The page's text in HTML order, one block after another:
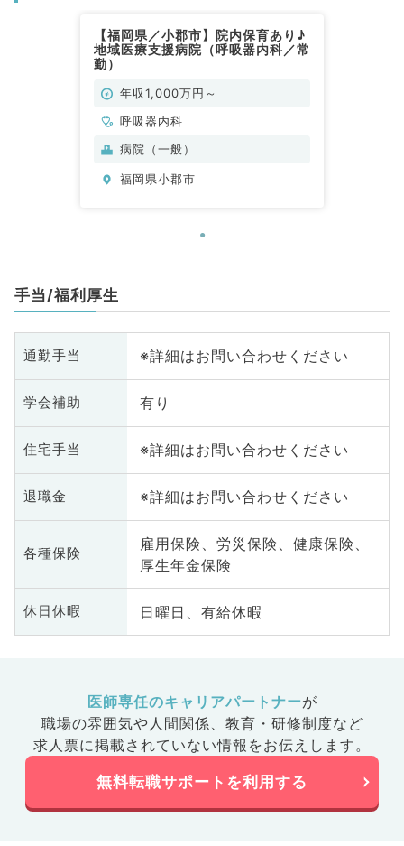
【福岡県／小郡市】院内保育あり♪
地域医療支援病院（呼吸器内科／常
勤）
年収1,000万円～
呼吸器内科
病院（一般）
福岡県小郡市
手当/福利厚生
通勤手当 ※詳細はお問い合わせください
学会補助 有り
住宅手当 ※詳細はお問い合わせください
退職金 ※詳細はお問い合わせください
各種保険
雇用保険、労災保険、健康保険、
厚生年金保険
休日休暇 日曜日、有給休暇
医師専任のキャリアパートナーが
職場の雰囲気や人間関係、 教育・研修制度など
求人票に掲載されていない情報をお伝えします。
無料転職サポートを利用する